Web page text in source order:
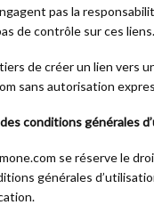
pas la
de contrôle sur ces liens.
de créer un lien vers
sans autorisation
conditions générales
se réserve le
générales